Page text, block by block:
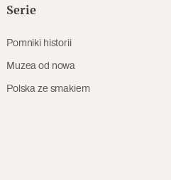
Nie dla Wawelu
Serie
Pomniki historii
Muzea od nowa
Polska ze smakiem